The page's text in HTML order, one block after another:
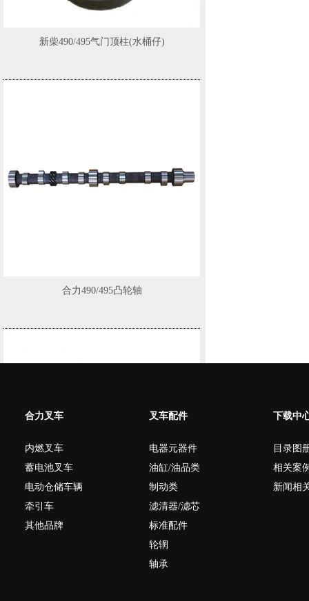
合力490/495机油泵滤网(圆筒式
合力叉车
内燃叉车
蓄电池叉车
电动仓储车辆
牵引车
其他品牌
叉车配件
电器元器件
油缸/油品类
制动类
滤清器/滤芯
标准配件
轮辋
轴承
下载中
目录图
相关案
新闻相